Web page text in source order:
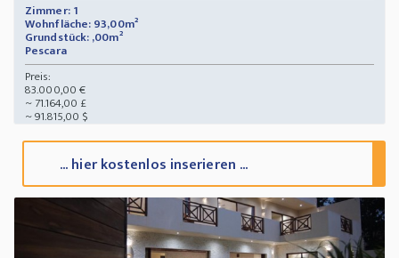
Zimmer: 1
Wohnfläche: 93,00m²
Grundstück: ,00m²
Pescara
Preis:
83.000,00 €
~ 71.164,00 £
~ 91.815,00 $
... hier kostenlos inserieren ...